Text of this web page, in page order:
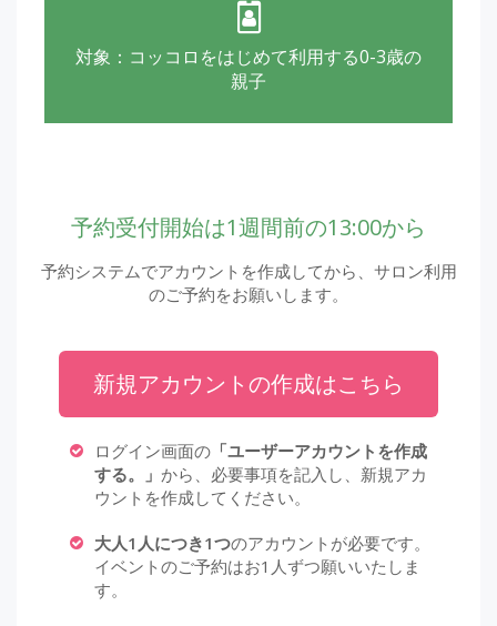
対象：コッコロをはじめて利用する0-3歳の
親子
予約受付開始は1週間前の13:00から
予約システムでアカウントを作成してから、サロン利用
のご予約をお願いします。
新規アカウントの作成はこちら
ログイン画面の 「ユーザーアカウントを作成
する。」 から、必要事項を記入し、新規アカ
ウントを作成してください。
大人1人につき1つのアカウントが必要です。
イベントのご予約はお1人ずつ願いいたしま
す。